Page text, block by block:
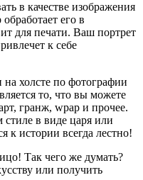
в качестве изображения
его в
для печати. Ваш портрет
к себе
холсте по фотографии
то, что вы можете
гранж, wpap и прочее.
в виде царя или
к истории всегда лестно!
Так чего же думать?
или получить